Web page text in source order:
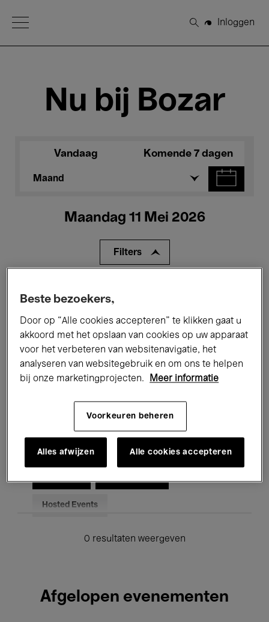
Open Menu
Zoeken
Inloggen
Nu bij Bozar
Vandaag Komende 7 dagen
Maand
Maandag 11 Mei 2026
Filters
Tentoonstellingen Films
Performances Lezingen & Debatten
Jazz Klassieke Muziek Global Music
Elektronische Muziek
Voor iedereen Kids’ Palace
Hosted Events
0 resultaten weergeven
Afgelopen evenementen
Beste bezoekers,
Door op “Alle cookies accepteren” te klikken gaat u
akkoord met het opslaan van cookies op uw apparaat
voor het verbeteren van websitenavigatie, het
analyseren van websitegebruik en om ons te helpen
bij onze marketingprojecten.
Meer informatie
Voorkeuren beheren
Alles afwijzen Alle cookies accepteren